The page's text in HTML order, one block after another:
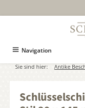
Navigation
Sie sind hier: Antike